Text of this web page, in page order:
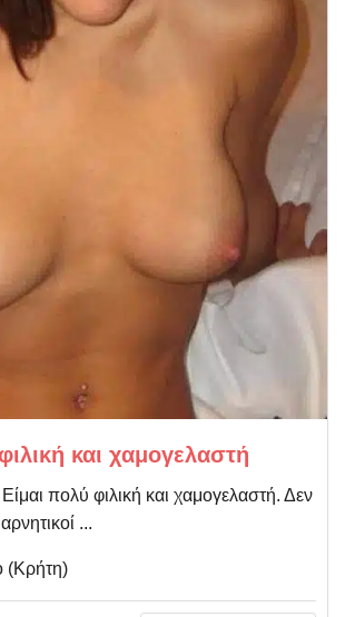
και χαμογελαστή
Είμαι πολύ φιλική και χαμογελαστή. Δεν
...
(Κρήτη)